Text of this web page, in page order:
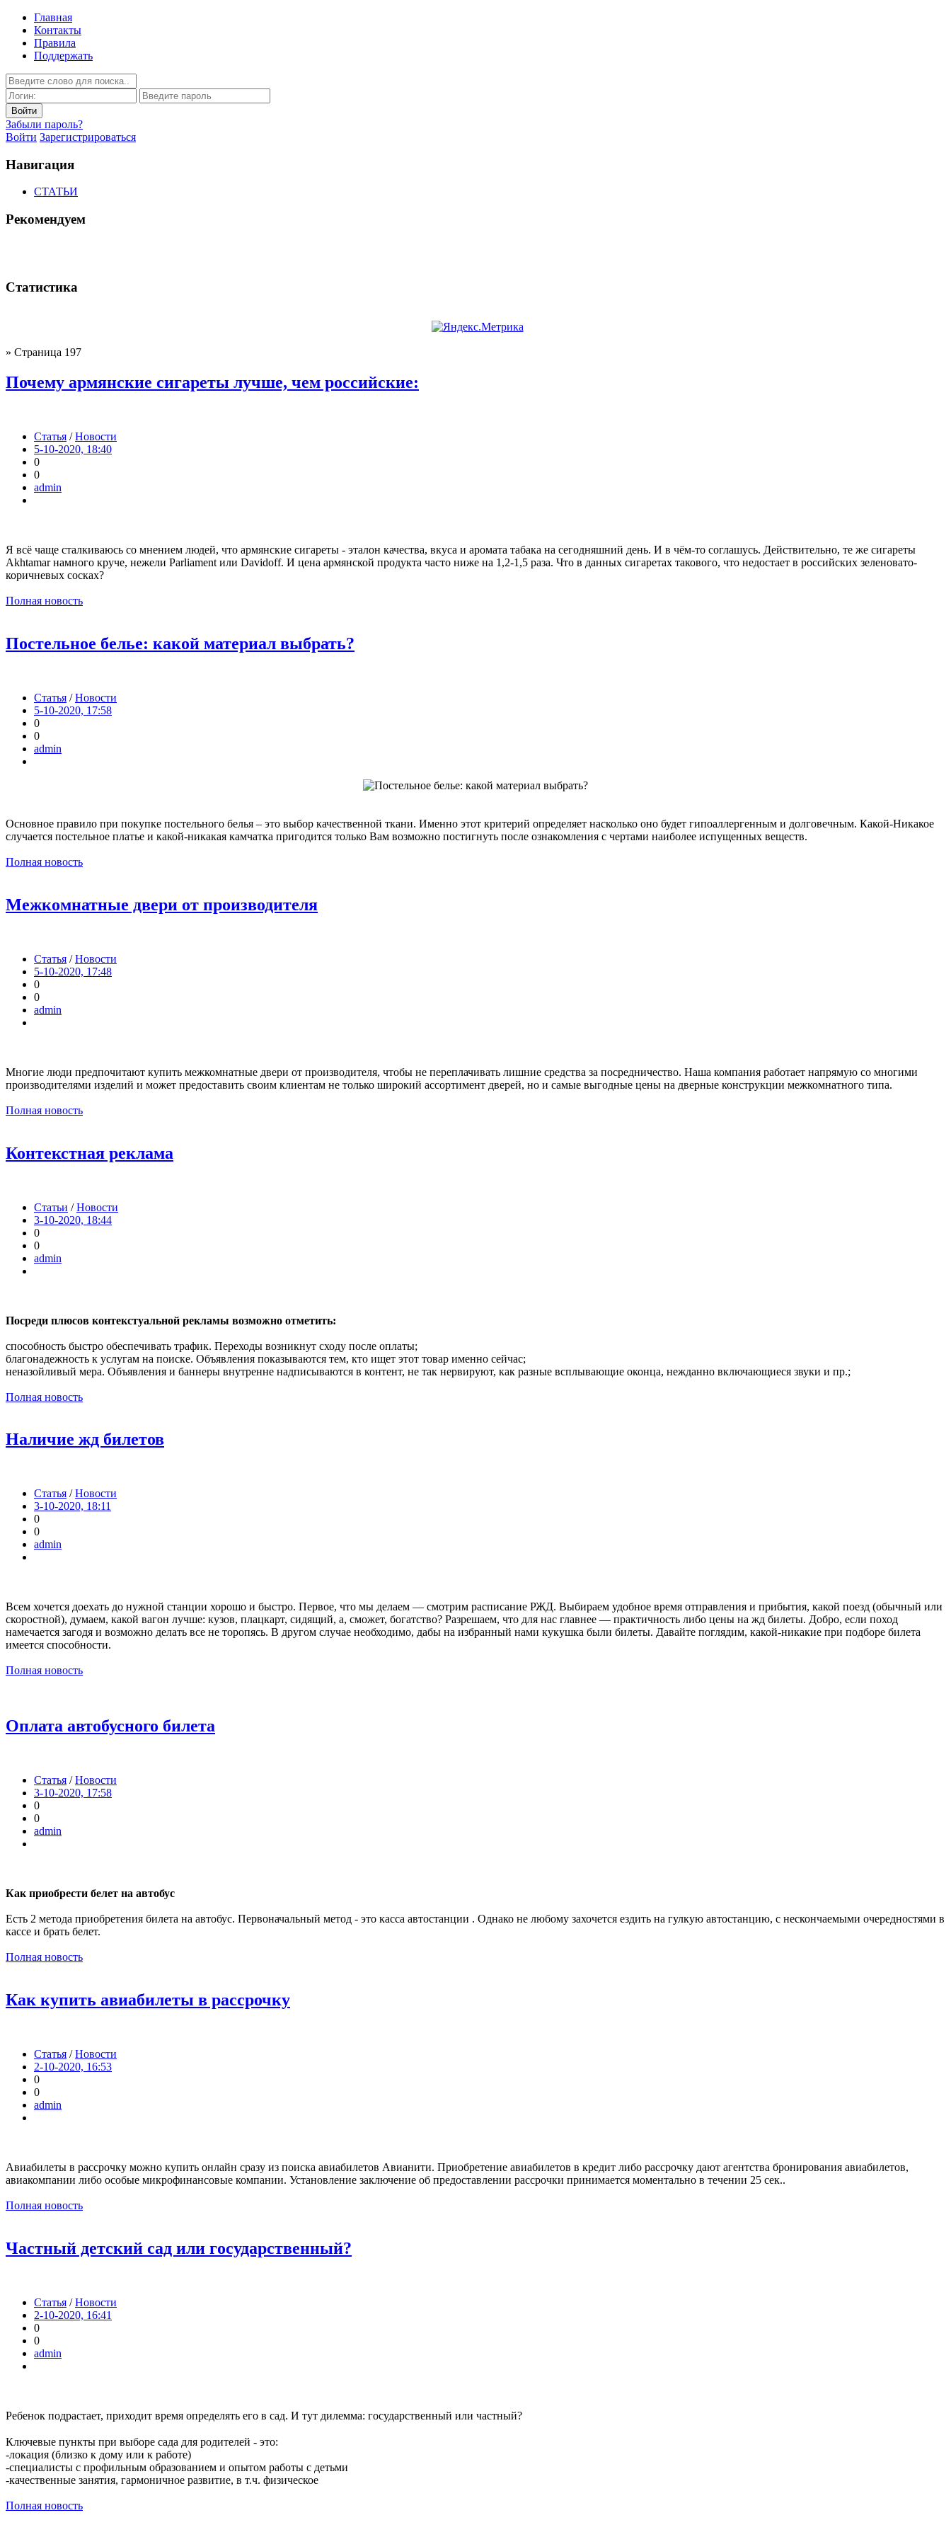
Главная
Контакты
Правила
Поддержать
Забыли пароль?
Войти Зарегистрироваться
Навигация
СТАТЬИ
Рекомендуем
Статистика
» Страница 197
Почему армянские сигареты лучше, чем российские:
Статья /Новости
5-10-2020, 18:40
0
0
admin
Я всё чаще сталкиваюсь со мнением людей, что армянские сигареты - эталон качества, вкуса и аромата табака на сегодняшний день. И в чём-то соглашусь. Действительно, те же сигареты
Akhtamar намного круче, нежели Parliament или Davidoff. И цена армянской продукта часто ниже на 1,2-1,5 раза. Что в данных сигаретах такового, что недостает в российских зеленовато-
коричневых сосках?
Полная новость
Постельное белье: какой материал выбрать?
Статья /Новости
5-10-2020, 17:58
0
0
admin
Основное правило при покупке постельного белья – это выбор качественной ткани. Именно этот критерий определяет насколько оно будет гипоаллергенным и долговечным. Какой-Никакое
случается постельное платье и какой-никакая камчатка пригодится только Вам возможно постигнуть после ознакомления с чертами наиболее испущенных веществ.
Полная новость
Межкомнатные двери от производителя
Статья /Новости
5-10-2020, 17:48
0
0
admin
Многие люди предпочитают купить межкомнатные двери от производителя, чтобы не переплачивать лишние средства за посредничество. Наша компания работает напрямую со многими
производителями изделий и может предоставить своим клиентам не только широкий ассортимент дверей, но и самые выгодные цены на дверные конструкции межкомнатного типа.
Полная новость
Контекстная реклама
Статьи /Новости
3-10-2020, 18:44
0
0
admin
Посреди плюсов контекстуальной рекламы возможно отметить:
способность быстро обеспечивать трафик. Переходы возникнут сходу после оплаты;
благонадежность к услугам на поиске. Объявления показываются тем, кто ищет этот товар именно сейчас;
неназойливый мера. Объявления и баннеры внутренне надписываются в контент, не так нервируют, как разные всплывающие оконца, нежданно включающиеся звуки и пр.;
Полная новость
Наличие жд билетов
Статья /Новости
3-10-2020, 18:11
0
0
admin
Всем хочется доехать до нужной станции хорошо и быстро. Первое, что мы делаем — смотрим расписание РЖД. Выбираем удобное время отправления и прибытия, какой поезд (обычный или
скоростной), думаем, какой вагон лучше: кузов, плацкарт, сидящий, а, сможет, богатство? Разрешаем, что для нас главнее — практичность либо цены на жд билеты. Добро, если поход
намечается загодя и возможно делать все не торопясь. В другом случае необходимо, дабы на избранный нами кукушка были билеты. Давайте поглядим, какой-никакие при подборе билета
имеется способности.
Полная новость
Оплата автобусного билета
Статья /Новости
3-10-2020, 17:58
0
0
admin
Как приобрести белет на автобус
Есть 2 метода приобретения билета на автобус. Первоначальный метод - это касса автостанции . Однако не любому захочется ездить на гулкую автостанцию, с нескончаемыми очередностями в
кассе и брать белет.
Полная новость
Как купить авиабилеты в рaссрочку
Статья /Новости
2-10-2020, 16:53
0
0
admin
Авиабилеты в рассрочку можно купить онлайн сразу из поиска авиабилетов Авианити. Приобретение авиабилетов в кредит либо рассрочку дают агентства бронирования авиабилетов,
авиакомпании либо особые микрофинансовые компании. Установление заключение об предоставлении рассрочки принимается моментально в течении 25 сек..
Полная новость
Частный детский сад или гoсударственный?
Статья /Новости
2-10-2020, 16:41
0
0
admin
Ребенок подрастает, приходит время определять его в сад. И тут дилемма: государственный или частный?
Ключевые пункты при выборе сада для родителей - это:
-локация (близко к дому или к работе)
-специалисты с профильным образованием и опытом работы с детьми
-качественные занятия, гармоничное развитие, в т.ч. физическое
Полная новость